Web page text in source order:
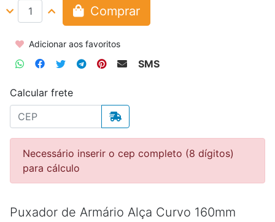
Comprar
Adicionar aos favoritos
SMS
Calcular frete
Necessário inserir o cep completo (8 dígitos)
para cálculo
Puxador de Armário Alça Curvo 160mm